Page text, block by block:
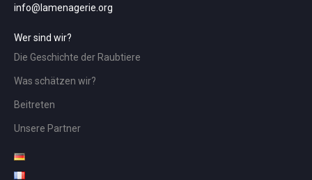
info@lamenagerie.org
Wer sind wir?
Die Geschichte der Raubtiere
Was schätzen wir?
Beitreten
Unsere Partner